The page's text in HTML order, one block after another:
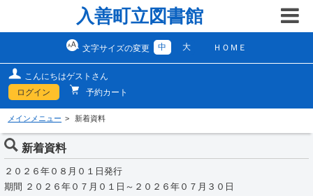
入善町立図書館
文字サイズの変更 中 大 ＨＯＭＥ
こんにちはゲストさん
ログイン
予約カート
メインメニュー 新着資料
新着資料
２０２６年０８月０１日発行
期間 ２０２６年０７月０１日～２０２６年０７月３０日